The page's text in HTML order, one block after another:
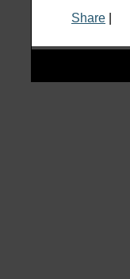
Share